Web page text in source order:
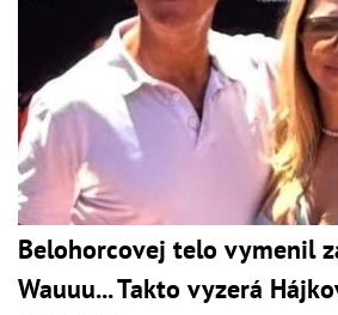
Belohorcovej telo vymenil
Wauuu... Takto vyzerá